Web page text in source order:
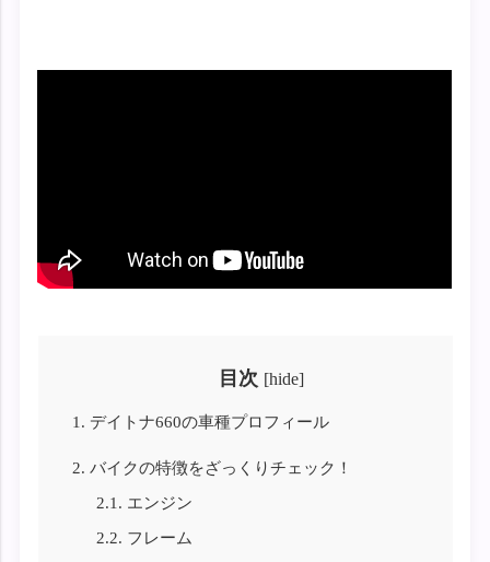
目次 [hide]
1. デイトナ660の車種プロフィール
2. バイクの特徴をざっくりチェック！
2.1. エンジン
2.2. フレーム